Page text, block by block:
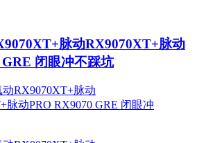
脉动RX9070XT+脉动
闭眼冲不踩坑